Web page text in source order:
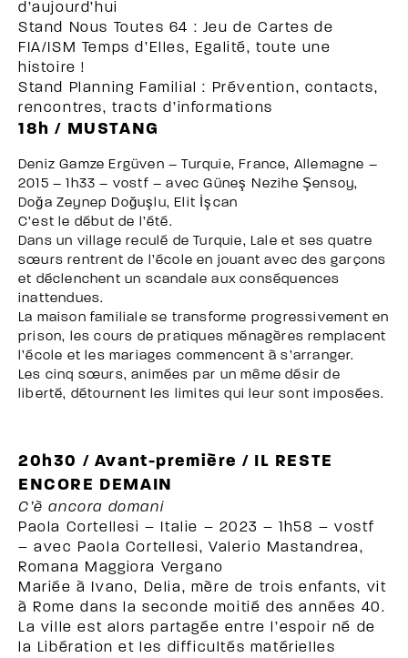
d’aujourd’hui
Stand Nous Toutes 64 : Jeu de Cartes de
FIA/ISM Temps d’Elles, Egalité, toute une
histoire !
Stand Planning Familial : Prévention, contacts,
rencontres, tracts d’informations
18h / MUSTANG
Deniz Gamze Ergüven – Turquie, France, Allemagne –
2015 – 1h33 – vostf – avec Güneş Nezihe Şensoy,
Doğa Zeynep Doğuşlu, Elit İşcan
C’est le début de l’été.
Dans un village reculé de Turquie, Lale et ses quatre
sœurs rentrent de l’école en jouant avec des garçons
et déclenchent un scandale aux conséquences
inattendues.
La maison familiale se transforme progressivement en
prison, les cours de pratiques ménagères remplacent
l’école et les mariages commencent à s’arranger.
Les cinq sœurs, animées par un même désir de
liberté, détournent les limites qui leur sont imposées.
20h30 / Avant-première / IL RESTE
ENCORE DEMAIN
C’è ancora domani
Paola Cortellesi – Italie – 2023 – 1h58 – vostf
– avec Paola Cortellesi, Valerio Mastandrea,
Romana Maggiora Vergano
Mariée à Ivano, Delia, mère de trois enfants, vit
à Rome dans la seconde moitié des années 40.
La ville est alors partagée entre l’espoir né de
la Libération et les difficultés matérielles